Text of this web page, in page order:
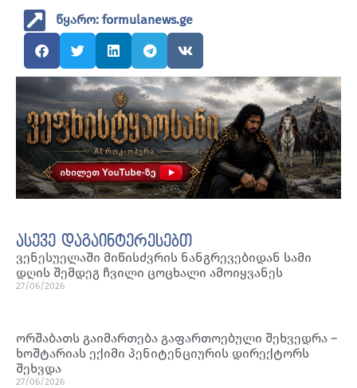
წყარო: formulanews.ge
ასევე დაგაინტერესებთ
ვენესუელაში მიწისძვრის ნანგრევებიდან სამი
დღის შემდეგ ჩვილი ცოცხალი ამოიყვანეს
27/06/2026
ორშაბათს გაიმართება გაფართოებული შეხვედრა –
ხოშტარიას ექიმი პენიტენციურის დირექტორს
შეხვდა
27/06/2026